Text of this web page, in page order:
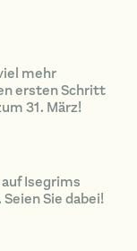
mehr
ersten Schritt
31. März!
Isegrims
Sie dabei!